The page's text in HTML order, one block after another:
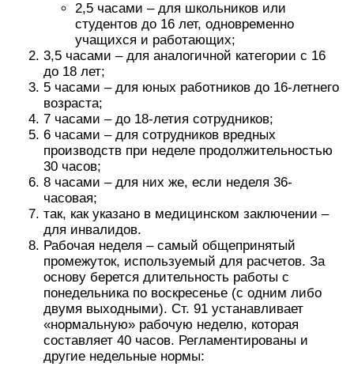
2,5 часами – для школьников или
студентов до 16 лет, одновременно
учащихся и работающих;
3,5 часами – для аналогичной категории с 16
до 18 лет;
5 часами – для юных работников до 16-летнего
возраста;
7 часами – до 18-летия сотрудников;
6 часами – для сотрудников вредных
производств при неделе продолжительностью
30 часов;
8 часами – для них же, если неделя 36-
часовая;
так, как указано в медицинском заключении –
для инвалидов.
Рабочая неделя – самый общепринятый
промежуток, используемый для расчетов. За
основу берется длительность работы с
понедельника по воскресенье (с одним либо
двумя выходными). Ст. 91 устанавливает
«нормальную» рабочую неделю, которая
составляет 40 часов. Регламентированы и
другие недельные нормы: